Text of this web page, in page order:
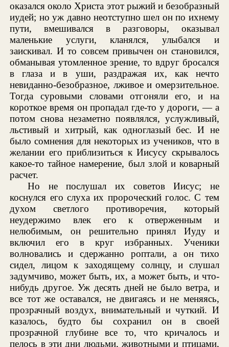
оказался около Христа этот рыжий и безобразный
иудей; но уж давно неотступно шел он по ихнему
пути, вмешивался в разговоры, оказывал
маленькие услуги, кланялся, улыбался и
заискивал. И то совсем привычен он становился,
обманывая утомленное зрение, то вдруг бросался
в глаза и в уши, раздражая их, как нечто
невиданно-безобразное, лживое и омерзительное.
Тогда суровыми словами отгоняли его, и на
короткое время он пропадал где-то у дороги, — а
потом снова незаметно появлялся, услужливый,
льстивый и хитрый, как одноглазый бес. И не
было сомнения для некоторых из учеников, что в
желании его приблизиться к Иисусу скрывалось
какое-то тайное намерение, был злой и коварный
расчет.
Но не послушал их советов Иисус; не
коснулся его слуха их пророческий голос. С тем
духом светлого противоречия, который
неудержимо влек его к отверженным и
нелюбимым, он решительно принял Иуду и
включил его в круг избранных. Ученики
волновались и сдержанно роптали, а он тихо
сидел, лицом к заходящему солнцу, и слушал
задумчиво, может быть, их, а может быть, и что-
нибудь другое. Уж десять дней не было ветра, и
все тот же оставался, не двигаясь и не меняясь,
прозрачный воздух, внимательный и чуткий. И
казалось, будто бы сохранил он в своей
прозрачной глубине все то, что кричалось и
пелось в эти дни людьми, животными и птицами,